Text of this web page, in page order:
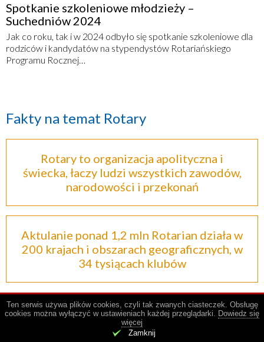
Spotkanie szkoleniowe młodzieży –
Suchedniów 2024
Jak co roku, tak i w 2024 odbyło się spotkanie szkoleniowe dla
rodziców i kandydatów na stypendystów Rotariańskiego
Programu Rocznej…
Fakty na temat Rotary
Rotary to organizacja apolityczna i
świecka, łaczy ludzi wszystkich zawodów,
narodowości i przekonań
Aktulanie ponad 1,2 mln Rotarian działa w
200 krajach i obszarach geograficznych, w
34 tysiącach klubów
Ten serwis używa plików cookies, czyli tak zwanych ciasteczek. Obsługę
cookies można wyłączyć w ustawieniach każdej przeglądarki. Dowiedz się
więcej
Zamknij